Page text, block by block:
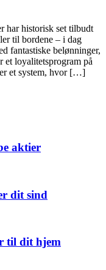
har historisk set tilbudt
til bordene – i dag
fantastiske belønninger,
et loyalitetsprogram på
et system, hvor […]
aktier
dit sind
til dit hjem